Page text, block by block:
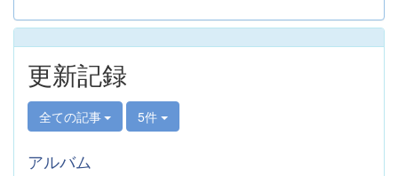
更新記録
全ての記事 5件
アルバム